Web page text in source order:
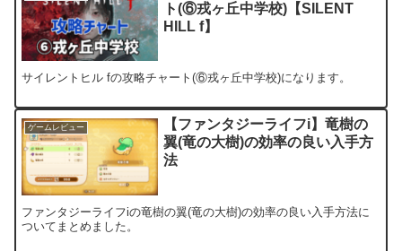
ト(⑥戎ヶ丘中学校)【SILENT
HILL f】
サイレントヒル fの攻略チャート(⑥戎ヶ丘中学校)になります。
ゲームレビュー
【ファンタジーライフi】竜樹の
翼(竜の大樹)の効率の良い入手方
法
ファンタジーライフiの竜樹の翼(竜の大樹)の効率の良い入手方法に
ついてまとめました。